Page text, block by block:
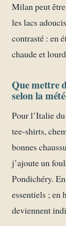
Milan peut
les lacs
contrasté : en
chaude et
Que mettre
selon la
Pour l’Italie
tee-shirts,
bonnes
j’ajoute un
Pondichéry.
essentiels ; en
deviennent